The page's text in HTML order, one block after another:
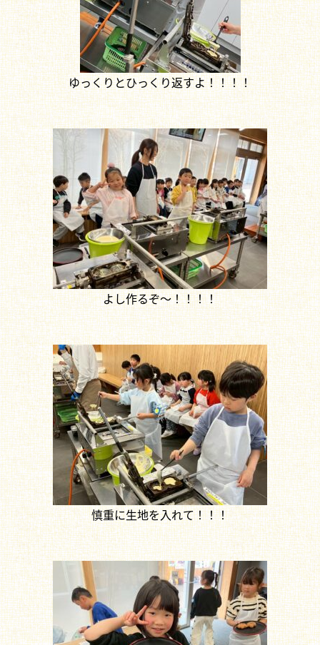
ゆっくりとひっくり返すよ！！！！
よし作るぞ～！！！！
慎重に生地を入れて！！！